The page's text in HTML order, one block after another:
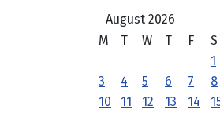
August 2026
M
T W T F S
1
3
4 5 6 7 8
10
11 12 13 14